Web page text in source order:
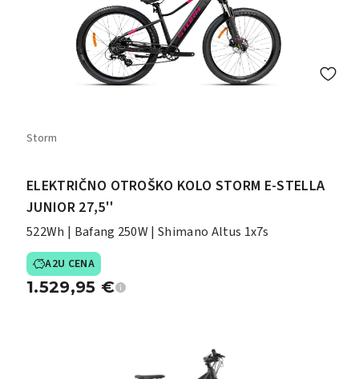
Storm
ELEKTRIČNO OTROŠKO KOLO STORM E-STELLA
JUNIOR 27,5''
522Wh | Bafang 250W | Shimano Altus 1x7s
A2U CENA
1.529,95 €